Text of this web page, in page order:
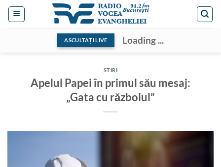
Skip
ASCULTAȚI LIVE Loading ...
STIRI
Apelul Papei în primul său mesaj:
„Gata cu războiul”